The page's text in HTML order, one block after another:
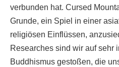
verbunden hat. Cursed
Grunde, ein Spiel in einer
religiösen Einflüssen,
Researches sind wir auf sehr
Buddhismus gestoßen, die